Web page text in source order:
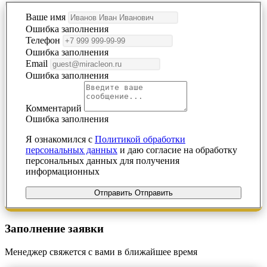
Ваше имя
Ошибка заполнения
Телефон
Ошибка заполнения
Email
Ошибка заполнения
Комментарий
Ошибка заполнения
Я ознакомился с Политикой обработки
персональных данных и даю согласие на обработку
персональных данных для получения
информационных
Отправить Отправить
Заполнение заявки
Менеджер свяжется с вами в ближайшее время